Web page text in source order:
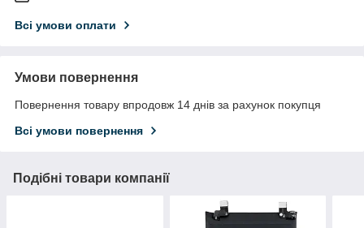
Всі умови оплати
Умови повернення
Повернення товару впродовж 14 днів за рахунок покупця
Всі умови повернення
Подібні товари компанії